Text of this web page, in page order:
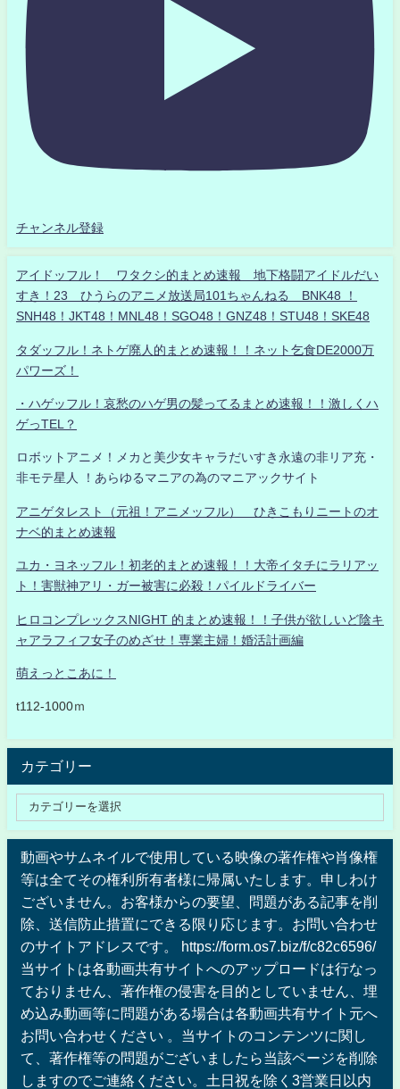
チャンネル登録
アイドッフル！ ワタクシ的まとめ速報 地下格闘アイドルだい
すき！23 ひうらのアニメ放送局101ちゃんねる BNK48 ！
SNH48！JKT48！MNL48！SGO48！GNZ48！STU48！SKE48
タダッフル！ネトゲ廃人的まとめ速報！！ネット乞食DE2000万
パワーズ！
・ハゲッフル！哀愁のハゲ男の髪ってるまとめ速報！！激しくハ
ゲっTEL？
ロボットアニメ！メカと美少女キャラだいすき永遠の非リア充・
非モテ星人 ！あらゆるマニアの為のマニアックサイト
アニゲタレスト（元祖！アニメッフル） ひきこもりニートのオ
ナベ的まとめ速報
ユカ・ヨネッフル！初老的まとめ速報！！大帝イタチにラリアッ
ト！害獣神アリ・ガー被害に必殺！パイルドライバー
ヒロコンプレックスNIGHT 的まとめ速報！！子供が欲しいど陰キ
ャアラフィフ女子のめざせ！専業主婦！婚活計画編
萌えっとこあに！
t112-1000ｍ
カテゴリー
動画やサムネイルで使用している映像の著作権や肖像権
等は全てその権利所有者様に帰属いたします。申しわけ
ございません。お客様からの要望、問題がある記事を削
除、送信防止措置にできる限り応じます。お問い合わせ
のサイトアドレスです。 https://form.os7.biz/f/c82c6596/
当サイトは各動画共有サイトへのアップロードは行なっ
ておりません、著作権の侵害を目的としていません、埋
め込み動画等に問題がある場合は各動画共有サイト元へ
お問い合わせください 。当サイトのコンテンツに関し
て、著作権等の問題がございましたら当該ページを削除
しますのでご連絡ください。土日祝を除く3営業日以内